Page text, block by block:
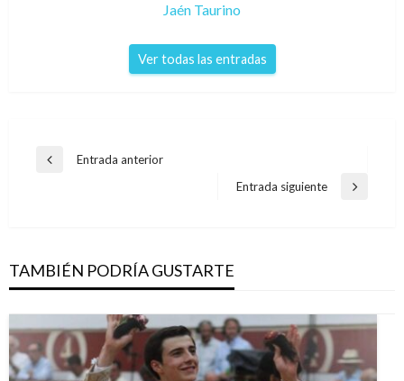
Jaén Taurino
Ver todas las entradas
Navegación
Entrada
Entrada anterior
Entrada
Entrada siguiente
TAMBIÉN PODRÍA GUSTARTE